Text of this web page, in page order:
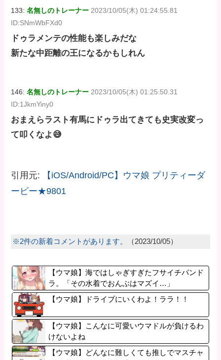
133:名無しのトレーナー 2023/10/05(木) 01:24:55.81
ID:SNmWbFXd0
ドゥラメンテの性能も楽しみだな
新たな中距離の王になるかもしれん
146:名無しのトレーナー 2023/10/05(木) 01:25:50.31
ID:1JkmYiny0
おまえらラスト有馬にドゥラ出てきても史実改変っ
て叩くなよ😅
引用元:
【iOS/Android/PC】ウマ娘 プリティーダ
ービー★9801
※2件の新着コメントがあります。 （2023/10/05）
【ウマ娘】海ではしゃぎすぎたフサイチパンド
ラ。「その水着でおんぶはマズイ…」
【ウマ娘】ドライブにいくわよ！ララ！！
【ウマ娘】こんなに可愛いウマドルが負けるわ
けないよね
【ウマ娘】どんなに難しくても推しでマスチャ